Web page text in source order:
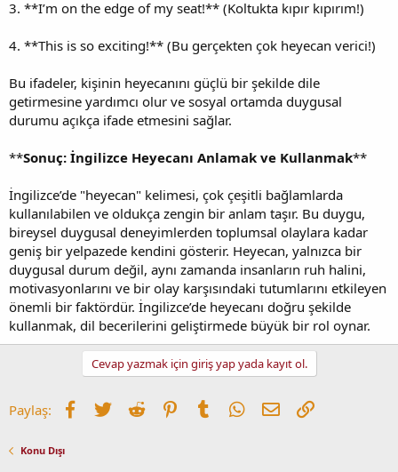
3. **I’m on the edge of my seat!** (Koltukta kıpır kıpırım!)
4. **This is so exciting!** (Bu gerçekten çok heyecan verici!)
Bu ifadeler, kişinin heyecanını güçlü bir şekilde dile
getirmesine yardımcı olur ve sosyal ortamda duygusal
durumu açıkça ifade etmesini sağlar.
**Sonuç: İngilizce Heyecanı Anlamak ve Kullanmak**
İngilizce’de "heyecan" kelimesi, çok çeşitli bağlamlarda
kullanılabilen ve oldukça zengin bir anlam taşır. Bu duygu,
bireysel duygusal deneyimlerden toplumsal olaylara kadar
geniş bir yelpazede kendini gösterir. Heyecan, yalnızca bir
duygusal durum değil, aynı zamanda insanların ruh halini,
motivasyonlarını ve bir olay karşısındaki tutumlarını etkileyen
önemli bir faktördür. İngilizce’de heyecanı doğru şekilde
kullanmak, dil becerilerini geliştirmede büyük bir rol oynar.
Cevap yazmak için giriş yap yada kayıt ol.
Paylaş: Facebook
TwitterReddit PinterestTumblrWhatsApp
E-postaLink
Konu Dışı